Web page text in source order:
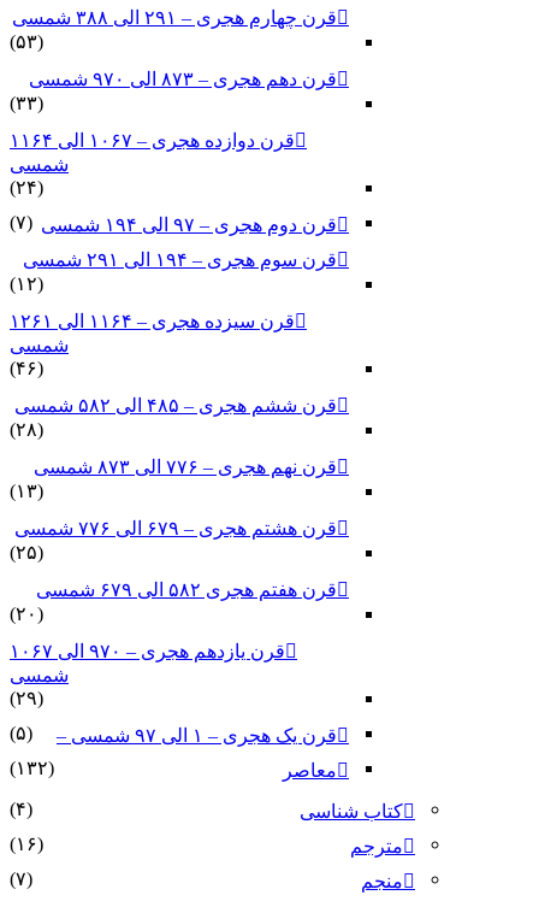
قرن چهارم هجری – ۲۹۱ الی ۳۸۸ شمسی
(۵۳)
قرن دهم هجری – ۸۷۳ الی ۹۷۰ شمسی
(۳۳)
قرن دوازده هجری – ۱۰۶۷ الی ۱۱۶۴
شمسی
(۲۴)
قرن دوم هجری – ۹۷ الی ۱۹۴ شمسی
(۷)
قرن سوم هجری – ۱۹۴ الی ۲۹۱ شمسی
(۱۲)
قرن سیزده هجری – ۱۱۶۴ الی ۱۲۶۱
شمسی
(۴۶)
قرن ششم هجری – ۴۸۵ الی ۵۸۲ شمسی
(۲۸)
قرن نهم هجری – ۷۷۶ الی ۸۷۳ شمسی
(۱۳)
قرن هشتم هجری – ۶۷۹ الی ۷۷۶ شمسی
(۲۵)
قرن هفتم هجری ۵۸۲ الی ۶۷۹ شمسی
(۲۰)
قرن یازدهم هجری – ۹۷۰ الی ۱۰۶۷
شمسی
(۲۹)
قرن یک هجری – ۱ الی ۹۷ شمسی –
(۵)
معاصر
(۱۳۲)
کتاب شناسی
(۴)
مترجم
(۱۶)
منجم
(۷)